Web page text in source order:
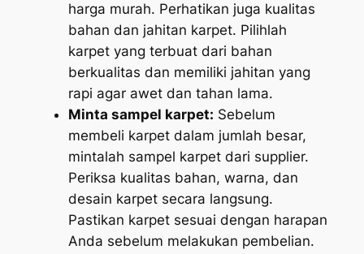
harga murah. Perhatikan juga kualitas
bahan dan jahitan karpet. Pilihlah
karpet yang terbuat dari bahan
berkualitas dan memiliki jahitan yang
rapi agar awet dan tahan lama.
Minta sampel karpet: Sebelum
membeli karpet dalam jumlah besar,
mintalah sampel karpet dari supplier.
Periksa kualitas bahan, warna, dan
desain karpet secara langsung.
Pastikan karpet sesuai dengan harapan
Anda sebelum melakukan pembelian.